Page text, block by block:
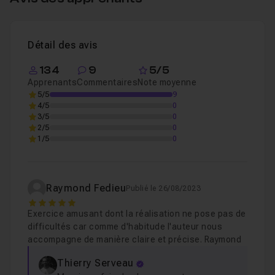
Détail des avis
134
Apprenants
9
Commentaires
5/5
Note moyenne
5/5
9
4/5
0
3/5
0
2/5
0
1/5
0
Raymond Fedieu Publié le 26/08/2023
5
Exercice amusant dont la réalisation ne pose pas de
difficultés car comme d'habitude l'auteur nous
accompagne de manière claire et précise. Raymond
Thierry Serveau